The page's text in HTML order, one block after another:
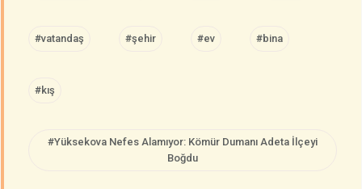
#vatandaş #şehir #ev #bina
#kış
#Yüksekova Nefes Alamıyor: Kömür Dumanı Adeta İlçeyi
Boğdu